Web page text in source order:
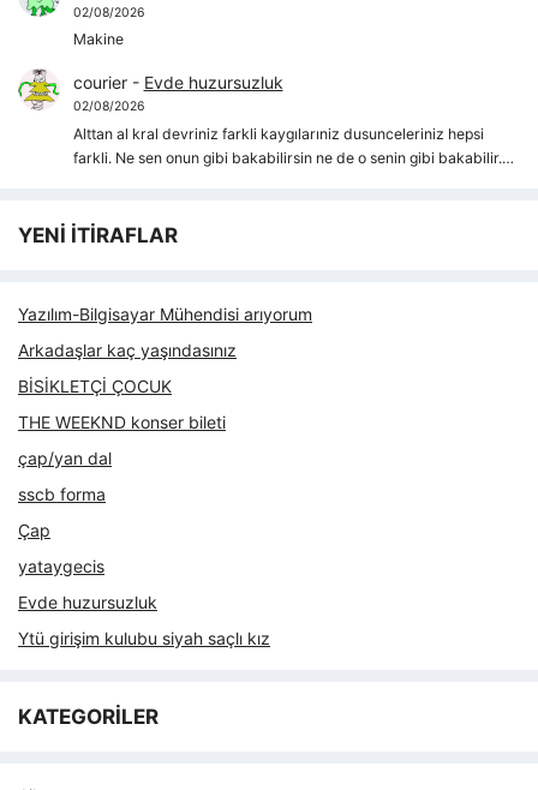
02/08/2026
Makine
courier- Evde huzursuzluk
02/08/2026
Alttan al kral devriniz farkli kaygılarıniz dusunceleriniz hepsi
farkli. Ne sen onun gibi bakabilirsin ne de o senin gibi bakabilir.…
YENİ İTİRAFLAR
Yazılım-Bilgisayar Mühendisi arıyorum
Arkadaşlar kaç yaşındasınız
BİSİKLETÇİ ÇOCUK
THE WEEKND konser bileti
çap/yan dal
sscb forma
Çap
yataygecis
Evde huzursuzluk
Ytü girişim kulubu siyah saçlı kız
KATEGORİLER